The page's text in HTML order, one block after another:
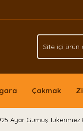
Çakmak
Ayar Gümüş